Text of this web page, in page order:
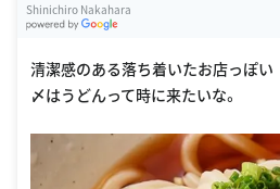
Shinichiro Nakahara
清潔感のある落ち着いたお店っぽい
〆はうどんって時に来たいな。